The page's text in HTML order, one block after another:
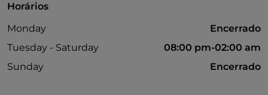
Horários
Monday
Encerrado
Tuesday - Saturday
08:00 pm-02:00 am
Sunday
Encerrado